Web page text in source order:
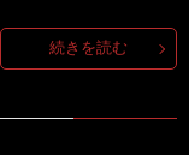
続きを読む